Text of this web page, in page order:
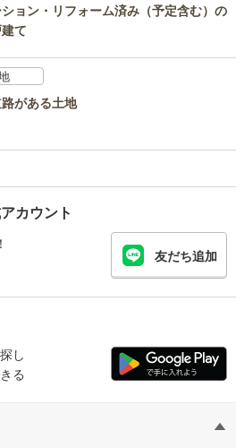
ション・リフォーム済み（予定含む）の
て
がある土地
カウント
友だち追加
し
る